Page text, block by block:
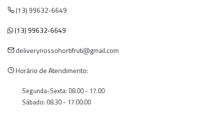
(13) 99632-6649
(13) 99632-6649
deliverynossohortifruti@gmail.com
Horário de Atendimento:
Segunda-Sexta: 08.00 - 17.00
Sábado: 08.30 - 17:00:00